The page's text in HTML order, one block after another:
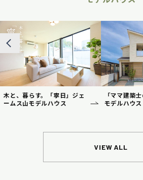
木と、暮らす。「寧日」ジェ
ームス山モデルハウス
「ママ建築
モデルハウス
VIEW ALL